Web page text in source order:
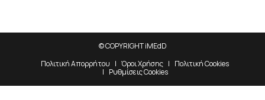
© COPYRIGHT iMEdD
Πολιτική Απορρήτου
Όροι Χρήσης
Πολιτική Cookies
Ρυθμίσεις Cookies